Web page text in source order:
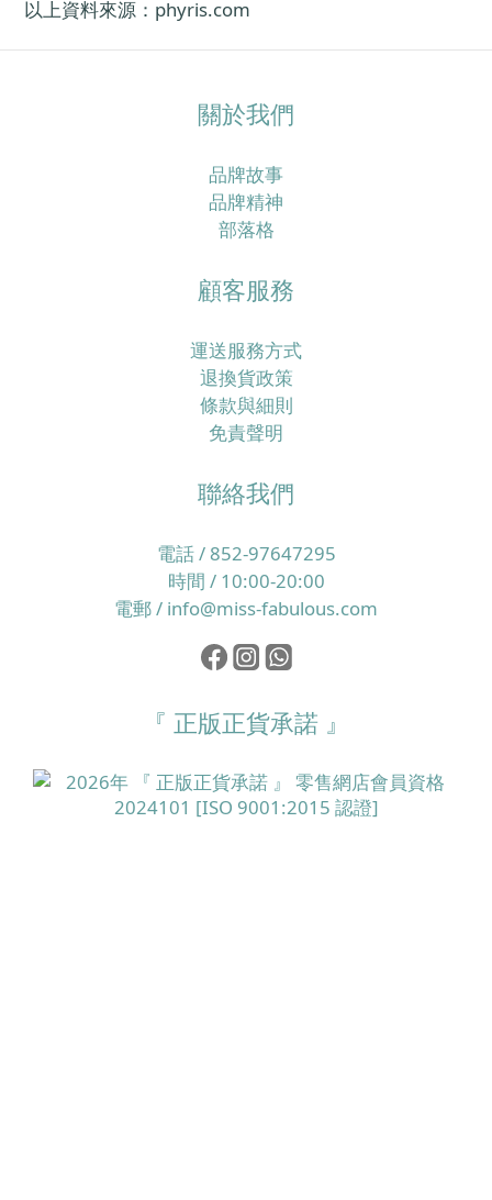
以上資料來源：phyris.com
關於我們
品牌故事
品牌精神
部落格
顧客服務
運送服務方式
退換貨政策
條款與細則
免責聲明
聯絡我們
電話 / 852-97647295
時間 / 10:00-20:00
電郵 / info@miss-fabulous.com
『 正版正貨承諾 』